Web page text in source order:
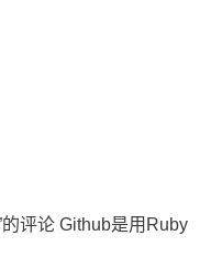
评论 Github是用Ruby